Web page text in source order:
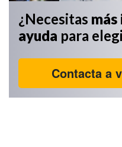
¿Necesitas
ayuda para
Contacta a